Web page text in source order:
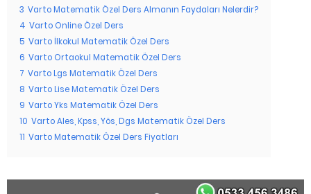
3 Varto Matematik Özel Ders Almanın Faydaları Nelerdir?
4 Varto Online Özel Ders
5 Varto İlkokul Matematik Özel Ders
6 Varto Ortaokul Matematik Özel Ders
7 Varto Lgs Matematik Özel Ders
8 Varto Lise Matematik Özel Ders
9 Varto Yks Matematik Özel Ders
10 Varto Ales, Kpss, Yös, Dgs Matematik Özel Ders
11 Varto Matematik Özel Ders Fiyatları